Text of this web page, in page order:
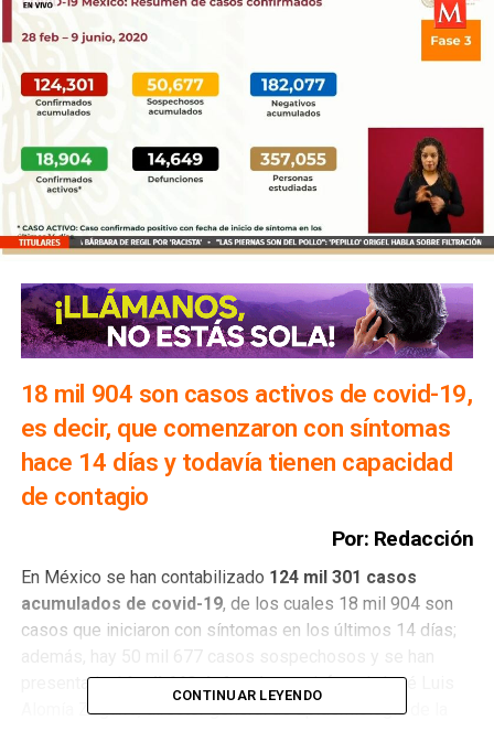
18 mil 904 son casos activos de covid-19,
es decir, que comenzaron con síntomas
hace 14 días y todavía tienen capacidad
de contagio
Por: Redacción
En México se han contabilizado 124 mil 301 casos
acumulados de covid-19, de los cuales 18 mil 904 son
casos que iniciaron con síntomas en los últimos 14 días;
presentado14 mil 649 defunciones, informó José Luis
Alomía Zegarra, director general de Epidemiología de la
CONTINUAR LEYENDO